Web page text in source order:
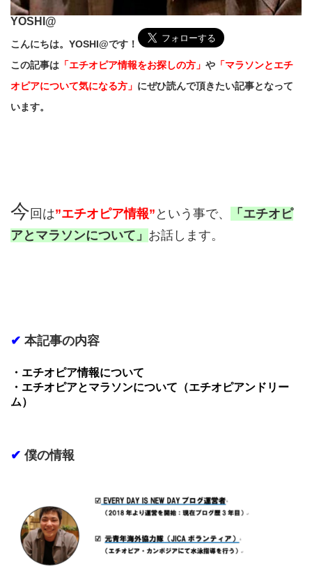
YOSHI@
こんにちは。YOSHI@です！
この記事は 「エチオピア情報をお探しの方」 や 「マラソンとエチ
オピアについて気になる方」 にぜひ読んで頂きたい記事となって
います。
今 回は”エチオピア情報” という事で、
「エチオピ
アとマラソンについて」 お話します。
✔ 本記事の内容
・エチオピア情報について
・エチオピアとマラソンについて（エチオピアンドリー
ム）
✔ 僕の情報